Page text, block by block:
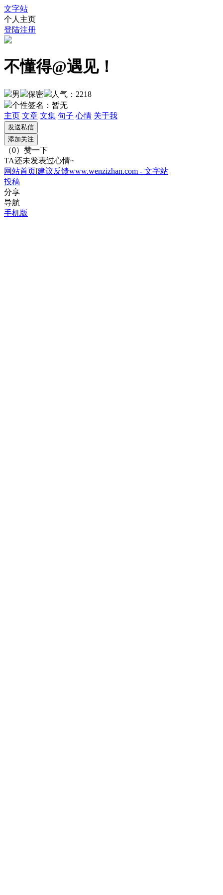
文字站
个人主页
登陆注册
不懂得@遇见！
男 保密
人气：2218
个性签名： 暂无
主页 文章 文集 句子 心情 关于我
（0） 赞一下
TA还未发表过心情~
网站首页|建议反馈www.wenzizhan.com - 文字站
投稿
分享
导航
手机版